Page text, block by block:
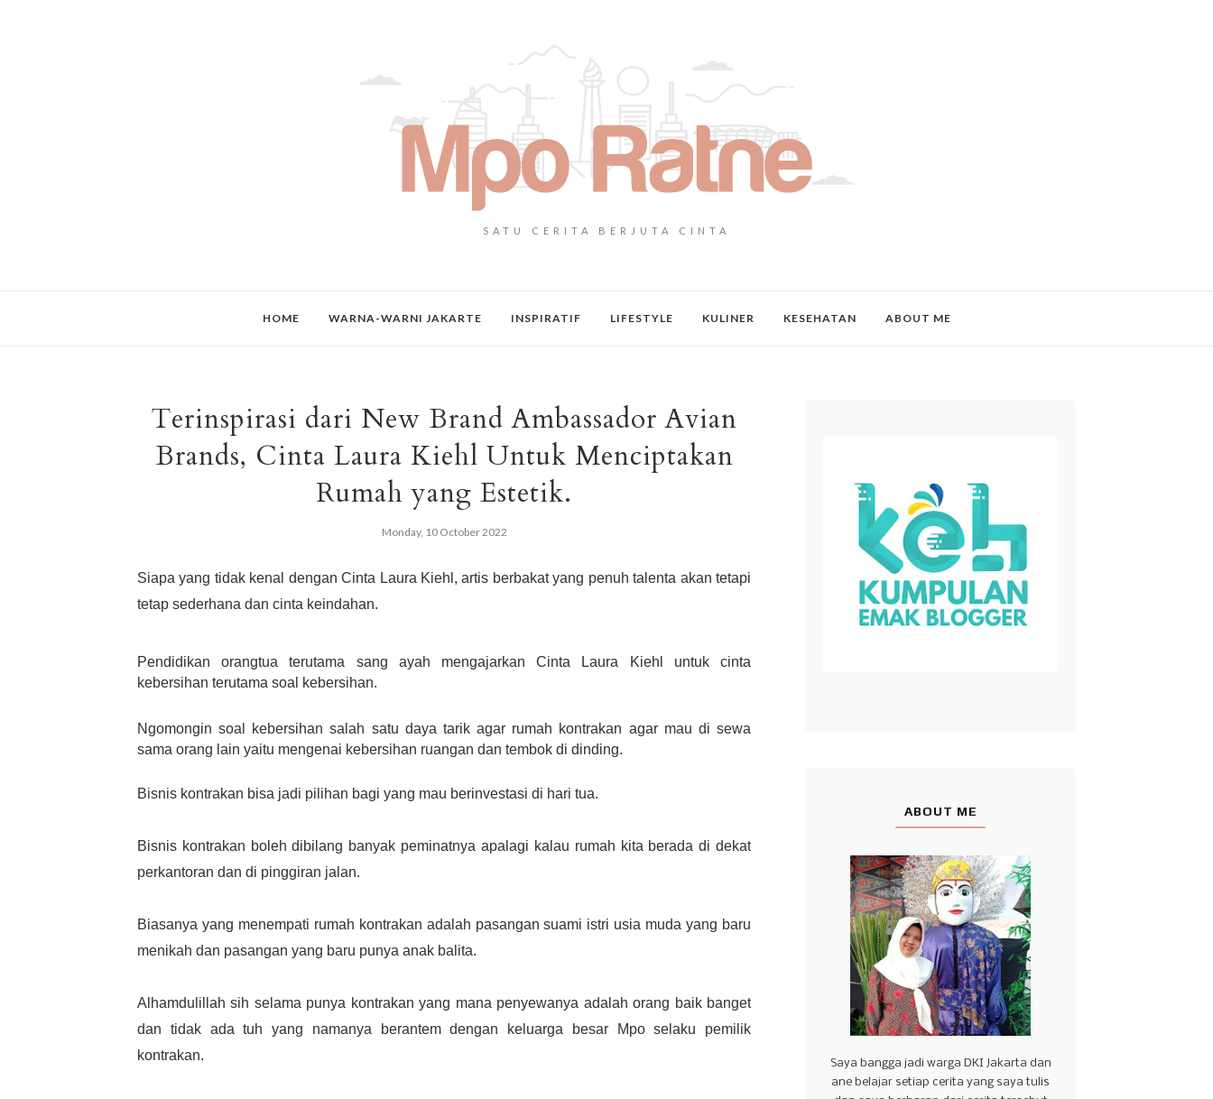
SATU CERITA BERJUTA CINTA
HOME WARNA-WARNI JAKARTE INSPIRATIF LIFESTYLE KULINER KESEHATAN ABOUT ME
Terinspirasi dari New Brand Ambassador Avian
Brands, Cinta Laura Kiehl Untuk Menciptakan
Rumah yang Estetik.
Monday, 10 October 2022
Siapa yang tidak kenal dengan Cinta Laura Kiehl, artis berbakat yang penuh talenta akan tetapi
tetap sederhana dan cinta keindahan.
Pendidikan orangtua terutama sang ayah mengajarkan Cinta Laura Kiehl untuk cinta
kebersihan terutama soal kebersihan.
Ngomongin soal kebersihan salah satu daya tarik agar rumah kontrakan agar mau di sewa
sama orang lain yaitu mengenai kebersihan ruangan dan tembok di dinding.
Bisnis kontrakan bisa jadi pilihan bagi yang mau berinvestasi di hari tua.
Bisnis kontrakan boleh dibilang banyak peminatnya apalagi kalau rumah kita berada di dekat
perkantoran dan di pinggiran jalan.
Biasanya yang menempati rumah kontrakan adalah pasangan suami istri usia muda yang baru
menikah dan pasangan yang baru punya anak balita.
Alhamdulillah sih selama punya kontrakan yang mana penyewanya adalah orang baik banget
dan tidak ada tuh yang namanya berantem dengan keluarga besar Mpo selaku pemilik
kontrakan.
ABOUT ME
Saya bangga jadi warga DKI Jakarta dan
ane belajar setiap cerita yang saya tulis